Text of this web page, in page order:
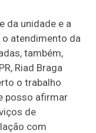
da unidade e a
atendimento da
também,
Riad Braga
o trabalho
posso afirmar
de
com